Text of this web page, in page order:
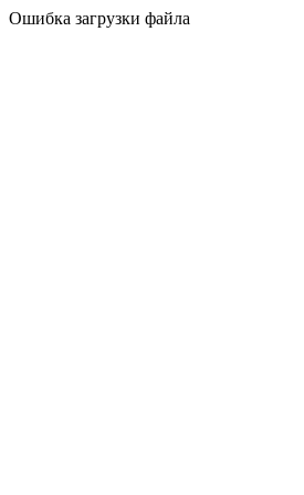
Ошибка загрузки файла